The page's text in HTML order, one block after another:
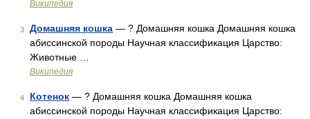
Википедия
3 Домашняя кошка — ? Домашняя кошка Домашняя кошка
абиссинской породы Научная классификация Царство:
Животные …
Википедия
4 Котенок — ? Домашняя кошка Домашняя кошка
абиссинской породы Научная классификация Царство: